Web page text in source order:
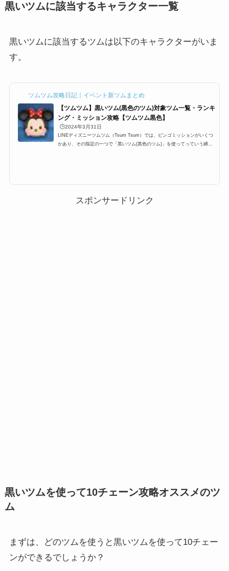
黒いツムに該当するキャラクター一覧
黒いツムに該当するツムは以下のキャラクターがいま
す。
ツムツム攻略日記｜イベント新ツムまとめ
【ツムツム】黒いツム(黒色のツム)対象ツム一覧・ランキ
ング・ミッション攻略【ツムツム黒色】
🕒️2024年3月31日
LINEディズニーツムツム（Tsum Tsum）では、ビンゴミッションがいくつ
かあり、その指定の一つで「黒いツム(黒色のツム)」を使ってっていう縛り
で「黒いツム」としてカウン...
スポンサードリンク
黒いツムを使って10チェーン攻略オススメのツ
ム
まずは、どのツムを使うと黒いツムを使って10チェー
ンができるでしょうか？